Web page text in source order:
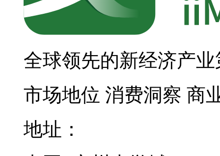
全球领先的新经济产
市场地位 消费洞察 商
地址：